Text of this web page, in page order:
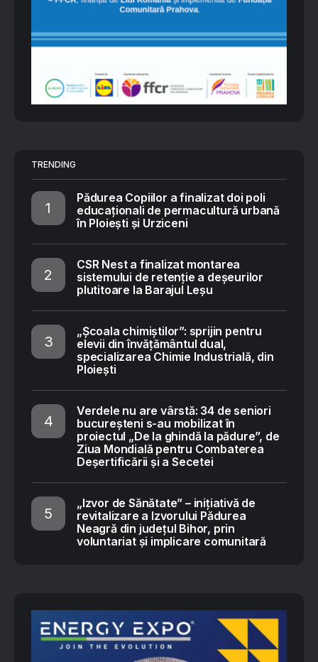
TRENDING
Pădurea Copiilor a finalizat doi poli
educaționali de permacultură urbană
în Ploiești și Urziceni
CSR Nest a finalizat montarea
sistemului de retenție a deșeurilor
plutitoare la Barajul Leșu
„Școala chimiștilor”: sprijin pentru
elevii din învățământul dual,
specializarea Chimie Industrială, din
Ploiești
Verdele nu are vârstă: 34 de seniori
bucureșteni s-au mobilizat în
proiectul „De la ghindă la pădure”, de
Ziua Mondială pentru Combaterea
Deșertificării și a Secetei
„Izvor de Sănătate” – inițiativă de
revitalizare a Izvorului Pădurea
Neagră din județul Bihor, prin
voluntariat și implicare comunitară